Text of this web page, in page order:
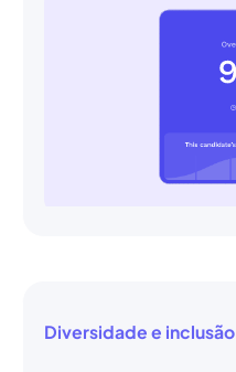
Diversidade e inclusão